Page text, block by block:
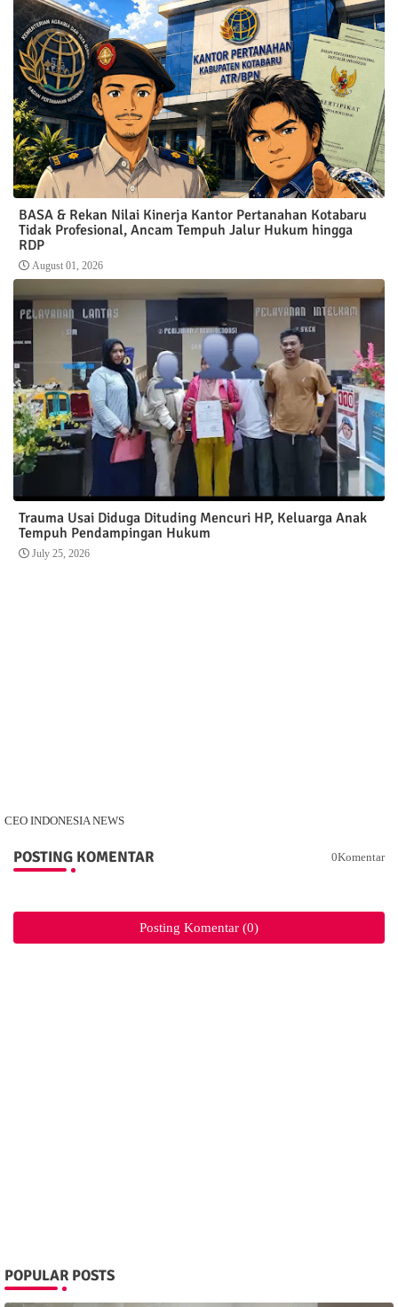
BASA & Rekan Nilai Kinerja Kantor Pertanahan Kotabaru
Tidak Profesional, Ancam Tempuh Jalur Hukum hingga
RDP
August 01, 2026
Trauma Usai Diduga Dituding Mencuri HP, Keluarga Anak
Tempuh Pendampingan Hukum
July 25, 2026
CEO INDONESIA NEWS
POSTING KOMENTAR 0Komentar
Posting Komentar (0)
POPULAR POSTS